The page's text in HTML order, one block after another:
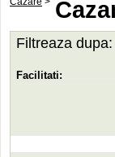
Filtreaza dupa:
Facilitati: